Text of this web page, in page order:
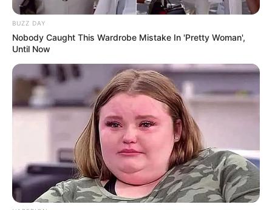
BUZZ DAY
Nobody Caught This Wardrobe Mistake In 'Pretty Woman',
Until Now